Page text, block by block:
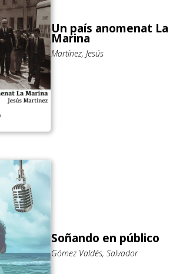
Un país anomenat La
Marina
Martínez, Jesús
Soñando en público
Gómez Valdés, Salvador